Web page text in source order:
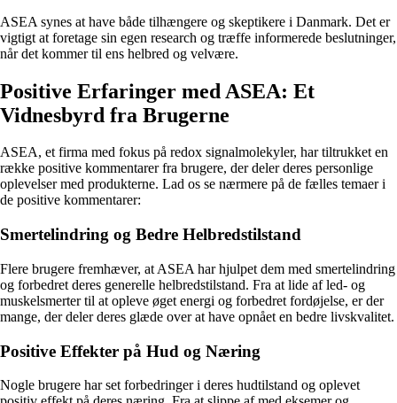
ASEA synes at have både tilhængere og skeptikere i Danmark. Det er
vigtigt at foretage sin egen research og træffe informerede beslutninger,
når det kommer til ens helbred og velvære.
Positive Erfaringer med ASEA: Et
Vidnesbyrd fra Brugerne
ASEA, et firma med fokus på redox signalmolekyler, har tiltrukket en
række positive kommentarer fra brugere, der deler deres personlige
oplevelser med produkterne. Lad os se nærmere på de fælles temaer i
de positive kommentarer:
Smertelindring og Bedre Helbredstilstand
Flere brugere fremhæver, at ASEA har hjulpet dem med smertelindring
og forbedret deres generelle helbredstilstand. Fra at lide af led- og
muskelsmerter til at opleve øget energi og forbedret fordøjelse, er der
mange, der deler deres glæde over at have opnået en bedre livskvalitet.
Positive Effekter på Hud og Næring
Nogle brugere har set forbedringer i deres hudtilstand og oplevet